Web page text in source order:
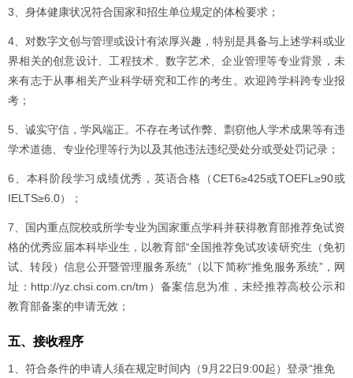
3、身体健康状况符合国家和招生单位规定的体检要求；
4、对数字文创与管理或设计有浓厚兴趣，特别是具备与上述学科或业
界相关的创意设计、工程技术、数字艺术、企业管理等专业背景，未
来有志于从事相关产业科学研究和工作的考生。欢迎跨学科跨专业报
考；
5、诚实守信，学风端正。不存在考试作弊、剽窃他人学术成果等有违
学术道德、专业伦理等行为以及其他违法违纪受处分或受处罚记录；
6、本科阶段学习成绩优秀，英语合格（CET6≥425或TOEFL≥90或
IELTS≥6.0）；
7、国内重点院校或所学专业为国家重点学科并获得教育部推荐免试资
格的优秀应届本科毕业生，以教育部“全国推荐免试攻读研究生（免初
试、转段）信息公开暨管理服务系统”（以下简称“推免服务系统”，网
址：http://yz.chsi.com.cn/tm）备案信息为准，未经推荐高校公示和
教育部备案的申请无效；
五、接收程序
1、符合条件的申请人须在规定时间内（9月22日9:00起）登录“推免